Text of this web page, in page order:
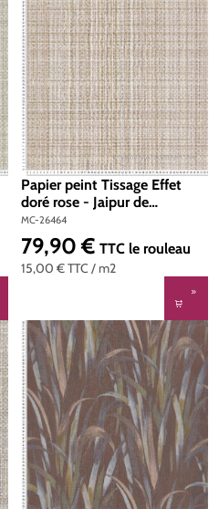
Papier peint Tissage Effet
doré rose - Jaipur de
Montecolino | Réf. MC-26464
MC-26464
15,00 €TTC / m2
Prix régulier :
79,90 € TTC le rouleau